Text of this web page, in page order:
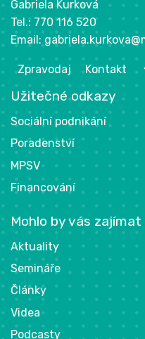
Gabriela Kurková
Tel.: 770 116 520
Email:
Zpravodaj Kontakt
Užitečné odkazy
Sociální podnikání
Poradenství
MPSV
Financování
Mohlo by vás zajímat
Aktuality
Semináře
Články
Videa
Podcasty